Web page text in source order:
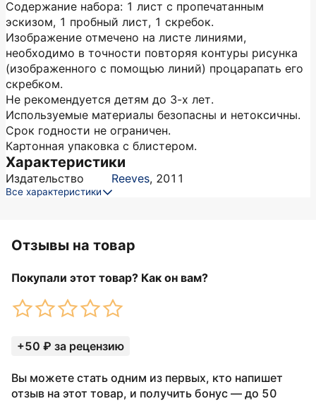
Содержание набора: 1 лист с пропечатанным
эскизом, 1 пробный лист, 1 скребок.
Изображение отмечено на листе линиями,
необходимо в точности повторяя контуры рисунка
(изображенного с помощью линий) процарапать его
скребком.
Не рекомендуется детям до 3-х лет.
Используемые материалы безопасны и нетоксичны.
Срок годности не ограничен.
Картонная упаковка с блистером.
Характеристики
Издательство Reeves, 2011
Все характеристики
Отзывы на товар
Покупали этот товар? Как он вам?
+50 ₽ за рецензию
Вы можете стать одним из первых, кто напишет
отзыв на этот товар, и получить бонус — до 50